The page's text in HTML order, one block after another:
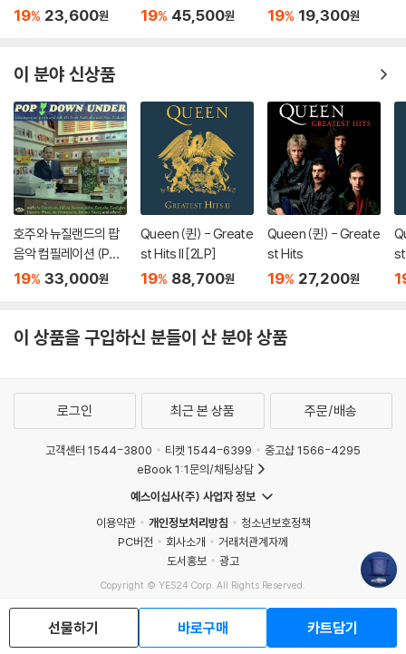
19% 23,600원
Abbey Road - A Pun
19% 45,500원
범: 벨 앤 세바스찬 Vol.
19% 19,300원
이 분야 신상품
호주와 뉴질랜드의 팝
음악 컴필레이션 (Pop
Down Under 1966-1
19% 33,000원
Queen (퀸) - Greate
st Hits II [2LP]
19% 88,700원
Queen (퀸) - Greate
st Hits
19% 27,200원
이 상품을 구입하신 분들이 산 분야 상품
선물하기 바로구매 카트담기
로그인 최근 본 상품 주문/배송
고객센터 1544-3800 티켓 1544-6399
중고샵 1566-4295
eBook 1:1문의/채팅상담
예스이십사(주) 사업자 정보
이용약관
개인정보처리방침
청소년보호정책
PC버전
회사소개
거래처관계자께
도서홍보
광고
Copyright © YES24 Corp. All Rights Reserved.